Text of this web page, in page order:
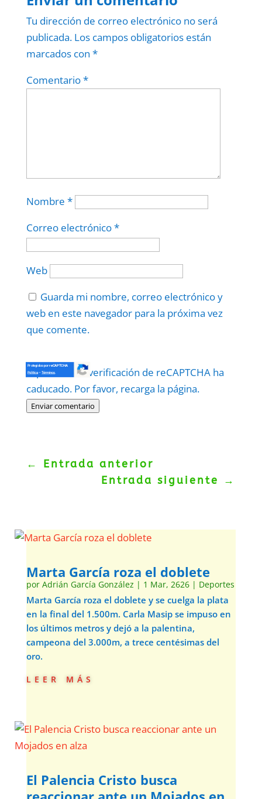
Tu dirección de correo electrónico no será
publicada. Los campos obligatorios están
marcados con *
Comentario*
Nombre *
Correo electrónico*
Web
Guarda mi nombre, correo electrónico y
web en este navegador para la próxima vez
que comente.
El periodo de verificación de reCAPTCHA ha
caducado. Por favor, recarga la página.
Enviar comentario
Protegidos porreCAPTCHA
Politica–Términos
← Entrada anterior
Entrada siguiente
→
Marta García roza el doblete
por Adrián García González | 1 Mar, 2626| Deportes
Marta García roza el doblete y se cuelga la plata
en la final del 1.500m. Carla Masip se impuso en
los últimos metros y dejó a la palentina,
campeona del 3.000m, a trece centésimas del
oro.
leer más
El Palencia Cristo busca